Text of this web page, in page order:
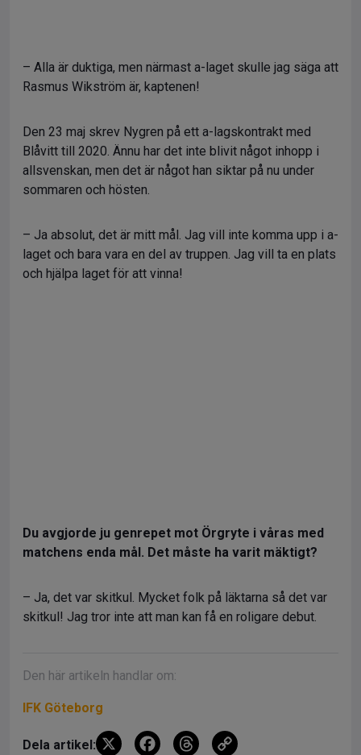
– Alla är duktiga, men närmast a-laget skulle jag säga att
Rasmus Wikström är, kaptenen!
Den 23 maj skrev Nygren på ett a-lagskontrakt med
Blåvitt till 2020. Ännu har det inte blivit något inhopp i
allsvenskan, men det är något han siktar på nu under
sommaren och hösten.
– Ja absolut, det är mitt mål. Jag vill inte komma upp i a-
laget och bara vara en del av truppen. Jag vill ta en plats
och hjälpa laget för att vinna!
Du avgjorde ju genrepet mot Örgryte i våras med
matchens enda mål. Det måste ha varit mäktigt?
– Ja, det var skitkul. Mycket folk på läktarna så det var
skitkul! Jag tror inte att man kan få en roligare debut.
Den här artikeln handlar om:
IFK Göteborg
Dela artikel: X
F
T